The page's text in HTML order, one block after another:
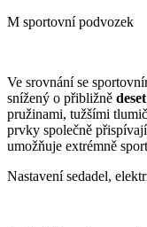
M sportovní podvozek
Ve srovnání se
snížený o přibližně
pružinami, tužšími
prvky společně
umožňuje extrémně
Nastavení sedadel,